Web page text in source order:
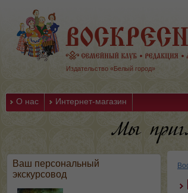
Издательство «Белый город»
О нас Интернет-магазин
Ваш персональный
экскурсовод